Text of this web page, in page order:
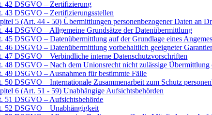
42 DSGVO – Zertifizierung
43 DSGVO – Zertifizierungsstellen
5 (Art. 44 - 50) Übermittlungen personenbezogener Daten an
44 DSGVO – Allgemeine Grundsätze der Datenübermittlung
45 DSGVO – Datenübermittlung auf der Grundlage eines
46 DSGVO – Datenübermittlung vorbehaltlich geeigneter
47 DSGVO – Verbindliche interne Datenschutzvorschriften
48 DSGVO – Nach dem Unionsrecht nicht zulässige Übermittlung
49 DSGVO – Ausnahmen für bestimmte Fälle
50 DSGVO – Internationale Zusammenarbeit zum Schutz
6 (Art. 51 - 59) Unabhängige Aufsichtsbehörden
51 DSGVO – Aufsichtsbehörde
52 DSGVO – Unabhängigkeit